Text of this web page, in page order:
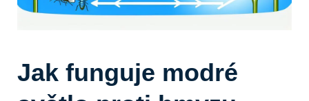
Jak funguje modré